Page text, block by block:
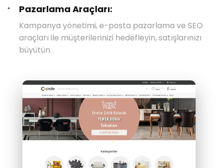
Pazarlama Araçları:
Kampanya yönetimi, e-posta pazarlama ve SEO
araçları ile müşterilerinizi hedefleyin, satışlarınızı
büyütün.